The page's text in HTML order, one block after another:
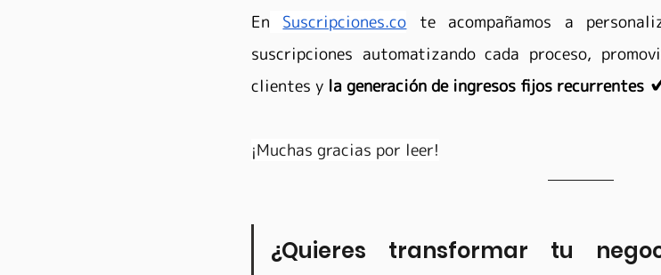
En Suscripciones.co te acompañamos a
suscripciones automatizando cada proceso,
clientes y la generación de ingresos fijos recurrentes
¡Muchas gracias por leer!
¿Quieres transformar tu